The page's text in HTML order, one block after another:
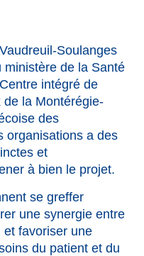
Soulanges
de la Santé
intégré de
la Montérégie-
des
organisations a des
et
à bien le projet.
se greffer
une synergie entre
favoriser une
du patient et du